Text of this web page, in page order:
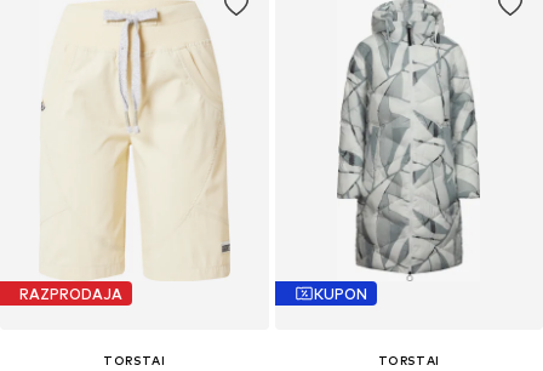
RAZPRODAJA
TORSTAI
KUPON
TORSTAI